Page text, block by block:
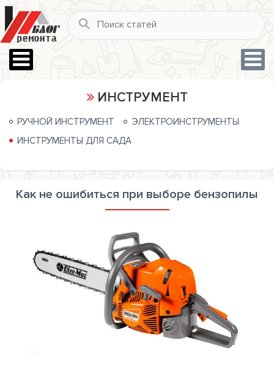
ИНСТРУМЕНТ
РУЧНОЙ ИНСТРУМЕНТ
ЭЛЕКТРОИНСТРУМЕНТЫ
ИНСТРУМЕНТЫ ДЛЯ САДА
Как не ошибиться при выборе бензопилы